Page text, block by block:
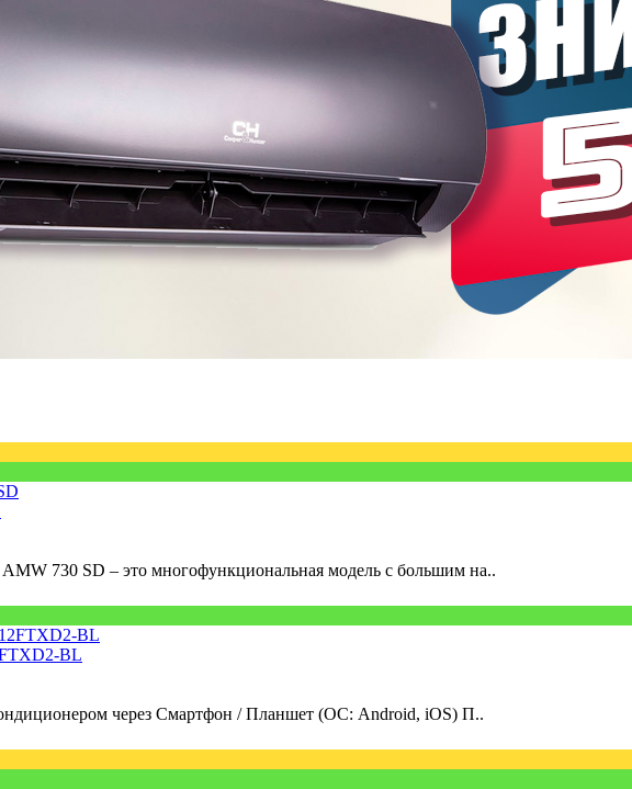
730 SD – это многофункциональная модель с большим на..
BL
через Смартфон / Планшет (ОС: Android, iOS) П..